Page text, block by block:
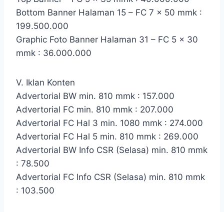
Bottom Banner Halaman 15 – FC 7 x 50 mmk :
199.500.000
Graphic Foto Banner Halaman 31 – FC 5 x 30
mmk : 36.000.000
V. Iklan Konten
Advertorial BW min. 810 mmk : 157.000
Advertorial FC min. 810 mmk : 207.000
Advertorial FC Hal 3 min. 1080 mmk : 274.000
Advertorial FC Hal 5 min. 810 mmk : 269.000
Advertorial BW Info CSR (Selasa) min. 810 mmk
: 78.500
Advertorial FC Info CSR (Selasa) min. 810 mmk
: 103.500